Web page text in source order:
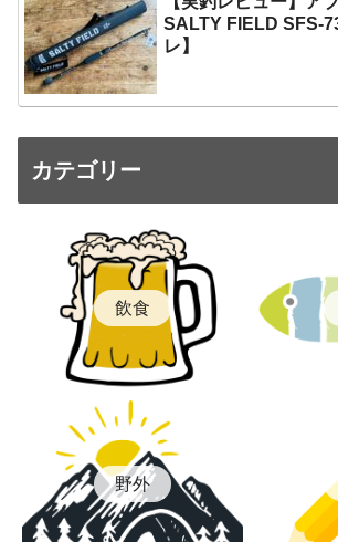
SALTY FIELD SFS-
レ】
カテゴリー
飲食
野外